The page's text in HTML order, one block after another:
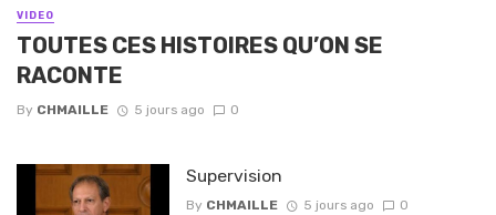
VIDEO
TOUTES CES HISTOIRES QU’ON SE
RACONTE
By CHMAILLE 5 jours ago 0
Supervision
By CHMAILLE 5 jours ago 0